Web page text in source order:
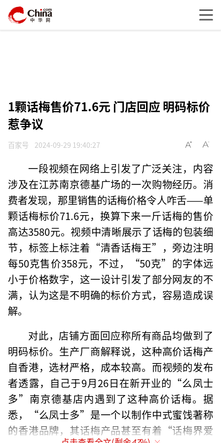
1颗话梅售价71.6元 门店回应 明码标价
惹争议
百家号 2024-09-29 19:40:27
一段视频在网络上引发了广泛关注，内容
涉及在江苏南京德基广场的一次购物经历。消
费者发现，那里销售的话梅价格令人咋舌——单
颗话梅标价71.6元，换算下来一斤话梅的售价
高达3580元。视频中清晰展示了话梅的包装细
节，标签上标注着“清香话梅王”，旁边注明
每50克售价358元，不过，“50克”的字体远
小于价格数字，这一设计引发了部分网友的不
满，认为这是不明确的标价方式，容易造成误
解。
对此，店铺方面回应称所有商品均做到了
明码标价。生产厂商解释说，这种高价话梅产
自香港，选材严格，成本较高。而视频的发布
者透露，自己于9月26日在新开业的“么凤士
多”南京德基店内遇到了这种高价话梅。据
悉，“么凤士多”是一个以制作中式蜜饯著称
的香港品牌，其话梅产品甚至有着“话梅界爱